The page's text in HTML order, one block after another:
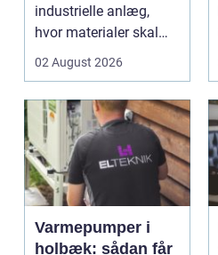
industrielle anlæg,
hvor materialer skal
flyttes, doseres eller ...
02 August 2026
Varmepumper i
holbæk: sådan får